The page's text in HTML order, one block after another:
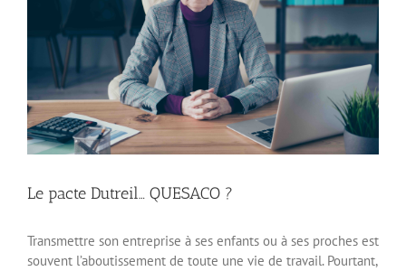
Le pacte Dutreil… QUESACO ?
Transmettre son entreprise à ses enfants ou à ses proches est
souvent l’aboutissement de toute une vie de travail. Pourtant,